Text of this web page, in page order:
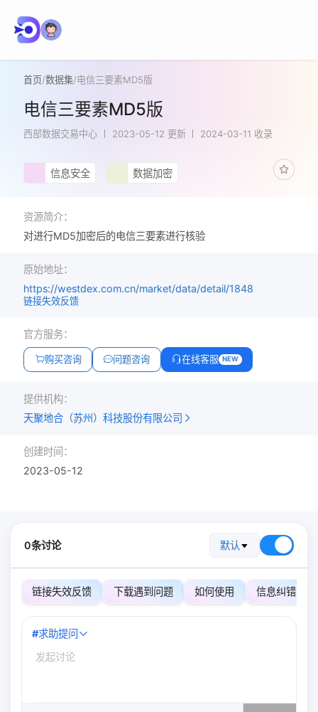
首页/数据集/电信三要素MD5版
电信三要素MD5版
西部数据交易中心 2023-05-12 更新 2024-03-11 收录
信息安全 数据加密
资源简介：
对进行MD5加密后的电信三要素进行核验
原始地址：
https://westdex.com.cn/market/data/detail/1848
链接失效反馈
官方服务：
购买咨询 问题咨询 在线客服 NEW
提供机构：
天聚地合（苏州）科技股份有限公司
创建时间：
2023-05-12
0条讨论 默认
链接失效反馈 下载遇到问题 如何使用 信息纠错
#求助提问